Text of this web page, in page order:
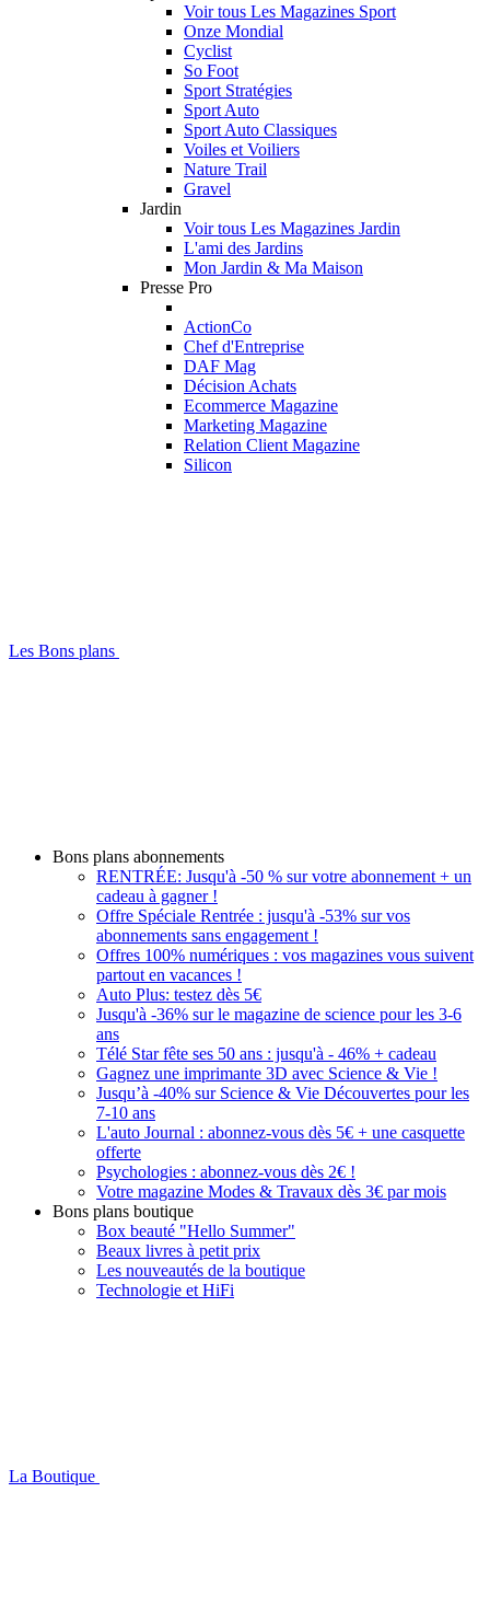
Voir tous Les Magazines Sport
Onze Mondial
Cyclist
So Foot
Sport Stratégies
Sport Auto
Sport Auto Classiques
Voiles et Voiliers
Nature Trail
Gravel
Jardin
Voir tous Les Magazines Jardin
L'ami des Jardins
Mon Jardin & Ma Maison
Presse Pro
ActionCo
Chef d'Entreprise
DAF Mag
Décision Achats
Ecommerce Magazine
Marketing Magazine
Relation Client Magazine
Silicon
Les Bons plans
Bons plans abonnements
RENTRÉE: Jusqu'à -50 % sur votre abonnement + un
cadeau à gagner !
Offre Spéciale Rentrée : jusqu'à -53% sur vos
abonnements sans engagement !
Offres 100% numériques : vos magazines vous suivent
partout en vacances !
Auto Plus: testez dès 5€
Jusqu'à -36% sur le magazine de science pour les 3-6
ans
Télé Star fête ses 50 ans : jusqu'à - 46% + cadeau
Gagnez une imprimante 3D avec Science & Vie !
Jusqu’à -40% sur Science & Vie Découvertes pour les
7-10 ans
L'auto Journal : abonnez-vous dès 5€ + une casquette
offerte
Psychologies : abonnez-vous dès 2€ !
Votre magazine Modes & Travaux dès 3€ par mois
Bons plans boutique
Box beauté "Hello Summer"
Beaux livres à petit prix
Les nouveautés de la boutique
Technologie et HiFi
La Boutique